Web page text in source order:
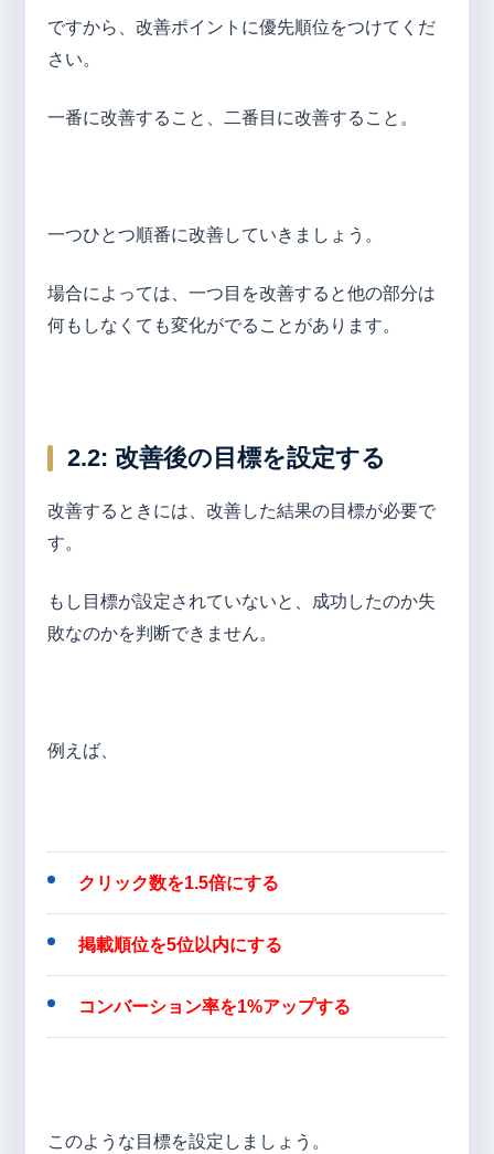
ですから、改善ポイントに優先順位をつけてくだ
さい。
一番に改善すること、二番目に改善すること。
一つひとつ順番に改善していきましょう。
場合によっては、一つ目を改善すると他の部分は
何もしなくても変化がでることがあります。
2.2: 改善後の目標を設定する
改善するときには、改善した結果の目標が必要で
す。
もし目標が設定されていないと、成功したのか失
敗なのかを判断できません。
例えば、
クリック数を1.5倍にする
掲載順位を5位以内にする
コンバーション率を1%アップする
このような目標を設定しましょう。